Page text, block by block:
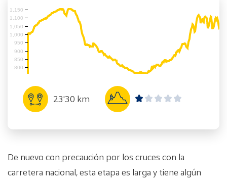
800
850
900
950
1,000
1,050
1,100
1,150
23'30 km
De nuevo con precaución por los cruces con la
carretera nacional, esta etapa es larga y tiene algún